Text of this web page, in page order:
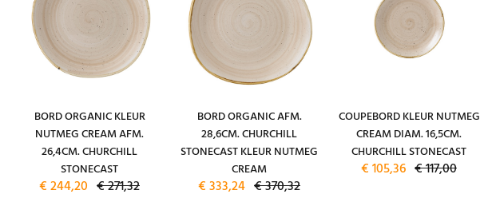
BORD ORGANIC KLEUR
NUTMEG CREAM AFM.
26,4CM. CHURCHILL
STONECAST
€ 244,20 € 271,32
BORD ORGANIC AFM.
28,6CM. CHURCHILL
STONECAST KLEUR NUTMEG
CREAM
€ 333,24 € 370,32
COUPEBORD KLEUR NUTMEG
CREAM DIAM. 16,5CM.
CHURCHILL STONECAST
€ 105,36 € 117,00